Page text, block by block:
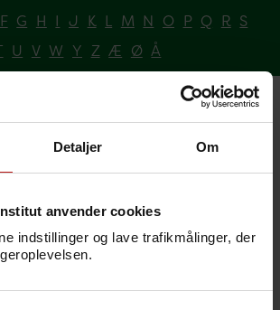
Detaljer Om
anvender cookies
indstillinger og lave trafikmålinger, der
F G H I J K L M N O P Q R S
U V W Y Z Æ Ø Å
hvilke vaccinationer og evt.
malaria, der anbefales